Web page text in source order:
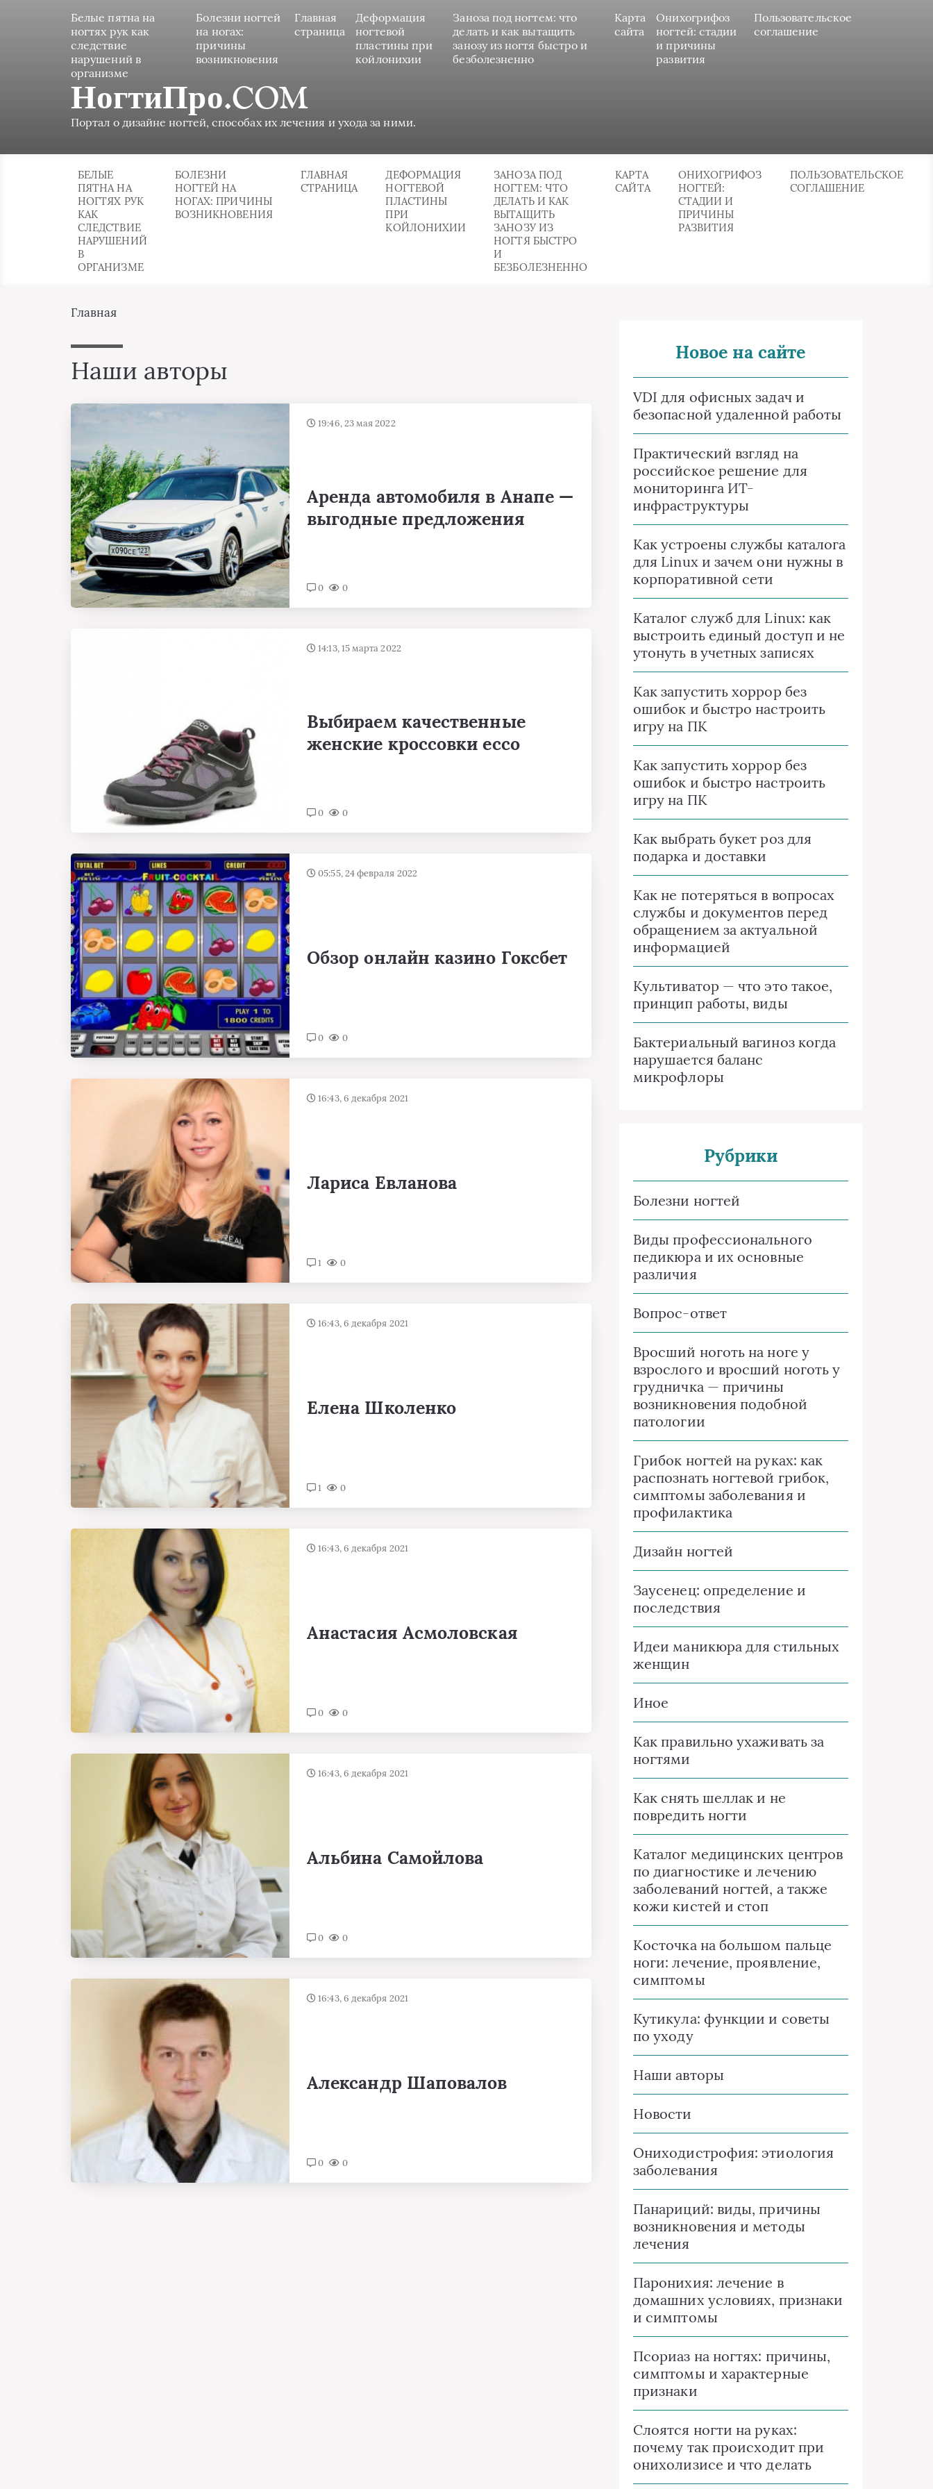
Белые пятна на
ногтях рук как
следствие
нарушений в
организме
Болезни ногтей
на ногах:
причины
возникновения
Главная
страница
Деформация
ногтевой
пластины при
койлонихии
Заноза под ногтем: что
делать и как вытащить
занозу из ногтя быстро и
безболезненно
Карта
сайта
Онихогрифоз
ногтей: стадии
и причины
развития
Пользовательское
соглашение
НогтиПро.COM
Портал о дизайне ногтей, способах их лечения и ухода за ними.
БЕЛЫЕ
ПЯТНА НА
НОГТЯХ РУК
КАК
СЛЕДСТВИЕ
НАРУШЕНИЙ
В
ОРГАНИЗМЕ
БОЛЕЗНИ
НОГТЕЙ НА
НОГАХ: ПРИЧИНЫ
ВОЗНИКНОВЕНИЯ
ГЛАВНАЯ
СТРАНИЦА
ДЕФОРМАЦИЯ
НОГТЕВОЙ
ПЛАСТИНЫ
ПРИ
КОЙЛОНИХИИ
ЗАНОЗА ПОД
НОГТЕМ: ЧТО
ДЕЛАТЬ И КАК
ВЫТАЩИТЬ
ЗАНОЗУ ИЗ
НОГТЯ БЫСТРО
И
БЕЗБОЛЕЗНЕННО
КАРТА
САЙТА
ОНИХОГРИФОЗ
НОГТЕЙ:
СТАДИИ И
ПРИЧИНЫ
РАЗВИТИЯ
ПОЛЬЗОВАТЕЛЬСКОЕ
СОГЛАШЕНИЕ
Главная
Наши авторы
19:46, 23 мая 2022
Аренда автомобиля в Анапе —
выгодные предложения
0 0
14:13, 15 марта 2022
Выбираем качественные
женские кроссовки ecco
0 0
05:55, 24 февраля 2022
Обзор онлайн казино Гоксбет
0 0
16:43, 6 декабря 2021
Лариса Евланова
1 0
16:43, 6 декабря 2021
Елена Школенко
1 0
16:43, 6 декабря 2021
Анастасия Асмоловская
0 0
16:43, 6 декабря 2021
Альбина Самойлова
0 0
16:43, 6 декабря 2021
Александр Шаповалов
0 0
Новое на сайте
VDI для офисных задач и
безопасной удаленной работы
Практический взгляд на
российское решение для
мониторинга ИТ-
инфраструктуры
Как устроены службы каталога
для Linux и зачем они нужны в
корпоративной сети
Каталог служб для Linux: как
выстроить единый доступ и не
утонуть в учетных записях
Как запустить хоррор без
ошибок и быстро настроить
игру на ПК
Как запустить хоррор без
ошибок и быстро настроить
игру на ПК
Как выбрать букет роз для
подарка и доставки
Как не потеряться в вопросах
службы и документов перед
обращением за актуальной
информацией
Культиватор — что это такое,
принцип работы, виды
Бактериальный вагиноз когда
нарушается баланс
микрофлоры
Рубрики
Болезни ногтей
Виды профессионального
педикюра и их основные
различия
Вопрос-ответ
Вросший ноготь на ноге у
взрослого и вросший ноготь у
грудничка — причины
возникновения подобной
патологии
Грибок ногтей на руках: как
распознать ногтевой грибок,
симптомы заболевания и
профилактика
Дизайн ногтей
Заусенец: определение и
последствия
Идеи маникюра для стильных
женщин
Иное
Как правильно ухаживать за
ногтями
Как снять шеллак и не
повредить ногти
Каталог медицинских центров
по диагностике и лечению
заболеваний ногтей, а также
кожи кистей и стоп
Косточка на большом пальце
ноги: лечение, проявление,
симптомы
Кутикула: функции и советы
по уходу
Наши авторы
Новости
Ониходистрофия: этиология
заболевания
Панариций: виды, причины
возникновения и методы
лечения
Паронихия: лечение в
домашних условиях, признаки
и симптомы
Псориаз на ногтях: причины,
симптомы и характерные
признаки
Слоятся ногти на руках:
почему так происходит при
онихолизисе и что делать